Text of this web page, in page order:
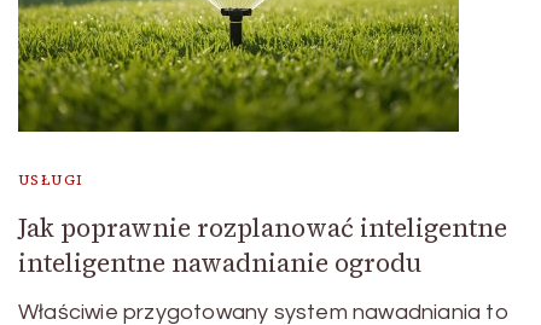
USŁUGI
Jak poprawnie rozplanować inteligentne
inteligentne nawadnianie ogrodu
Właściwie przygotowany system nawadniania to